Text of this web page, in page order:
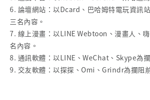
6. 論壇網站：以Dcard、巴哈姆特電玩資訊
三名內容。
7. 線上漫畫：以LINE Webtoon、漫畫人、
名內容。
8. 通訊軟體：以LINE、WeChat、Skype為
9. 交友軟體：以探探、Omi、Grindr為攔阻